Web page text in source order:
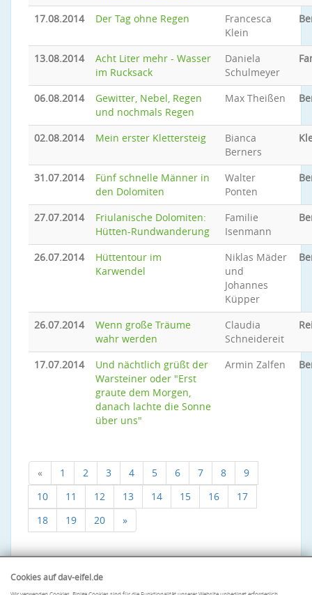
17.08.2014 Der Tag ohne Regen
Francesca
Klein
13.08.2014
Acht Liter mehr - Wasser
im Rucksack
Daniela
Schulmeyer
06.08.2014
Gewitter, Nebel, Regen
und nochmals Regen
Max Theißen
02.08.2014 Mein erster Klettersteig
Bianca
Berners
31.07.2014
Fünf schnelle Männer in
den Dolomiten
Walter
Ponten
27.07.2014
Friulanische Dolomiten:
Hütten-Rundwanderung
Familie
Isenmann
26.07.2014
Hüttentour im
Karwendel
Niklas Mäder
und
Johannes
Küpper
26.07.2014
Wenn große Träume
wahr werden
Claudia
Schneidereit
17.07.2014
Und nächtlich grüßt der
Warsteiner oder "Erst
graute dem Morgen,
danach lachte die Sonne
über uns"
Armin Zalfen
« 1 2 3 4 5 6 7 8
9
10
11 12 13 14 15 16
17
18
19 20 »
Cookies auf dav-eifel.de